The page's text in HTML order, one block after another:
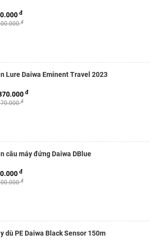
đ
đ
Lure Daiwa Eminent Travel 2023
đ
đ
câu máy đứng Daiwa DBlue
đ
đ
dù PE Daiwa Black Sensor 150m